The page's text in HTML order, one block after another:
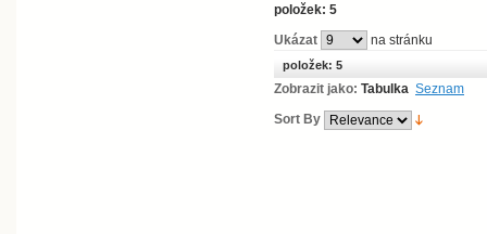
položek: 5
Ukázat
na stránku
položek: 5
Zobrazit jako: Tabulka Seznam
Sort By